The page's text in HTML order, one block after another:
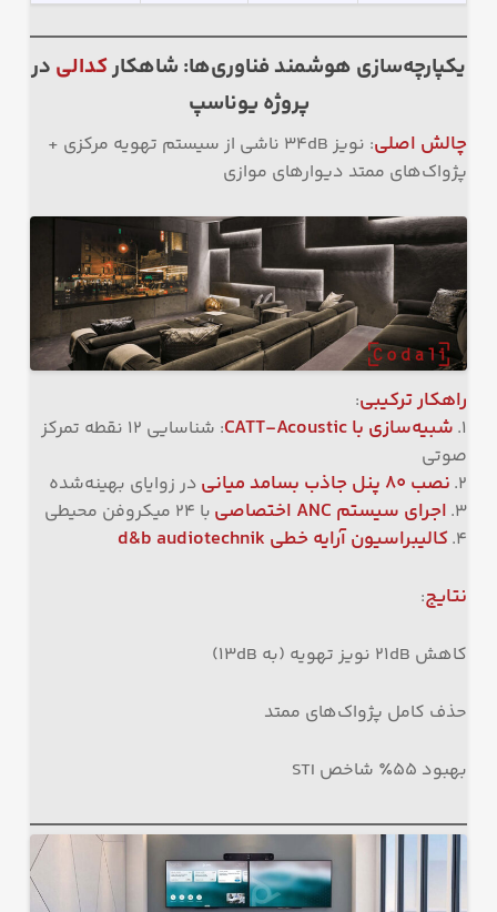
یکپارچه‌سازی هوشمند فناوری‌ها: شاهکارکدالی در
پروژه یوناسپ
چالش اصلی
: نویز ۳۴dB ناشی از سیستم تهویه مرکزی +
پژواک‌های ممتد دیوارهای موازی
راهکار ترکیبی:
۱. شبیه‌سازی با
: شناسایی ۱۲ نقطه تمرکز
صوتی
۲. نصب ۸۰ پنل جاذب بسامد میانی در زوایای بهینه‌شده
۳. اجرای سیستم اختصاصی با ۲۴ میکروفن محیطی
۴. کالیبراسیون آرایه خطی
نتایج:
کاهش ۲۱dB نویز تهویه (به ۱۳dB)
حذف کامل پژواک‌های ممتد
بهبود ۵۵٪ شاخص STI